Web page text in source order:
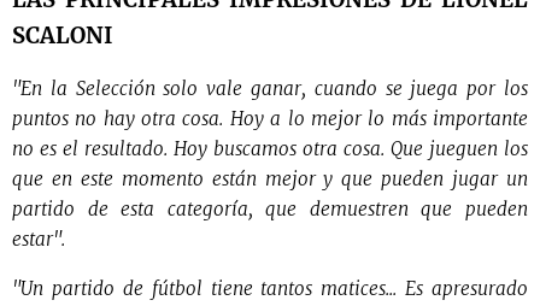
SCALONI
"En la Selección solo vale ganar, cuando se juega por los
puntos no hay otra cosa. Hoy a lo mejor lo más importante
no es el resultado. Hoy buscamos otra cosa. Que jueguen los
que en este momento están mejor y que pueden jugar un
partido de esta categoría, que demuestren que pueden
estar".
"Un partido de fútbol tiene tantos matices... Es apresurado